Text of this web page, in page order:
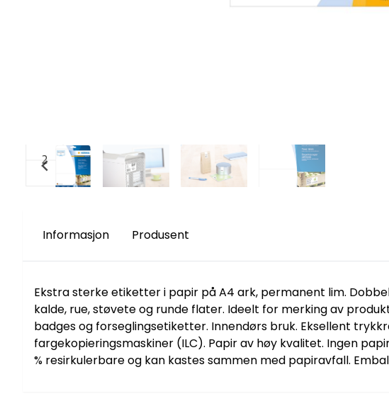
Informasjon Produsent
Ekstra sterke etiketter i papir på A4 ark, permanent lim.
kalde, rue, støvete og runde flater. Ideelt for merking av
badges og forseglingsetiketter. Innendørs bruk. Eksellent
fargekopieringsmaskiner (ILC). Papir av høy kvalitet. Ingen
% resirkulerbare og kan kastes sammen med papiravfall.